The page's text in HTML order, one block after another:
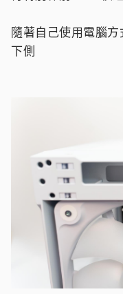
隨著自己使用電腦
下側